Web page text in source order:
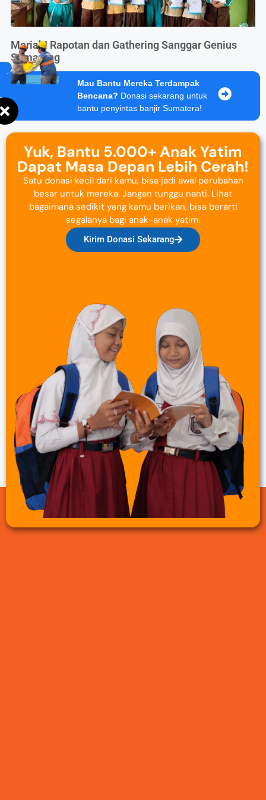
Meriah! Rapotan dan Gathering Sanggar Genius
Semarang
Mau Bantu Mereka Terdampak
Bencana? Donasi sekarang untuk
bantu penyintas banjir Sumatera!
Yuk, Bantu 5.000+ Anak Yatim
Dapat Masa Depan Lebih Cerah!
Satu donasi kecil dari kamu, bisa jadi awal perubahan
besar untuk mereka. Jangan tunggu nanti. Lihat
bagaimana sedikit yang kamu berikan, bisa berarti
segalanya bagi anak-anak yatim.
Kirim Donasi Sekarang